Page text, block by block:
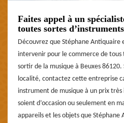
Faites appel à un
toutes sortes
Découvrez que Stéphane
intervenir pour le commerce de tous
sortir de la musique à Beuxes
localité, contactez cette entreprise
instrument de musique à un prix très
soient d’occasion ou seulement en
appareils et les objets que Stéphane